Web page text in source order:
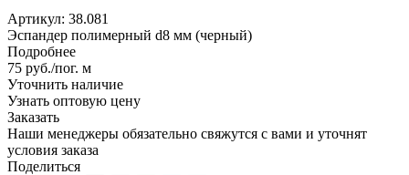
Артикул: 38.081
Эспандер полимерный d8 мм (черный)
Подробнее
75 руб./пог. м
Уточнить наличие
Узнать оптовую цену
Заказать
Наши менеджеры обязательно свяжутся с вами и уточнят
условия заказа
Поделиться